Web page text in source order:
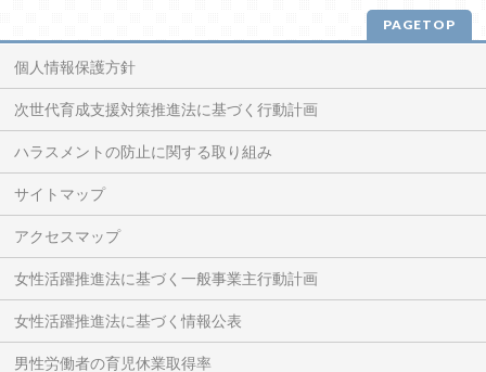
PAGETOP
個人情報保護方針
次世代育成支援対策推進法に基づく行動計画
ハラスメントの防止に関する取り組み
サイトマップ
アクセスマップ
女性活躍推進法に基づく一般事業主行動計画
女性活躍推進法に基づく情報公表
男性労働者の育児休業取得率